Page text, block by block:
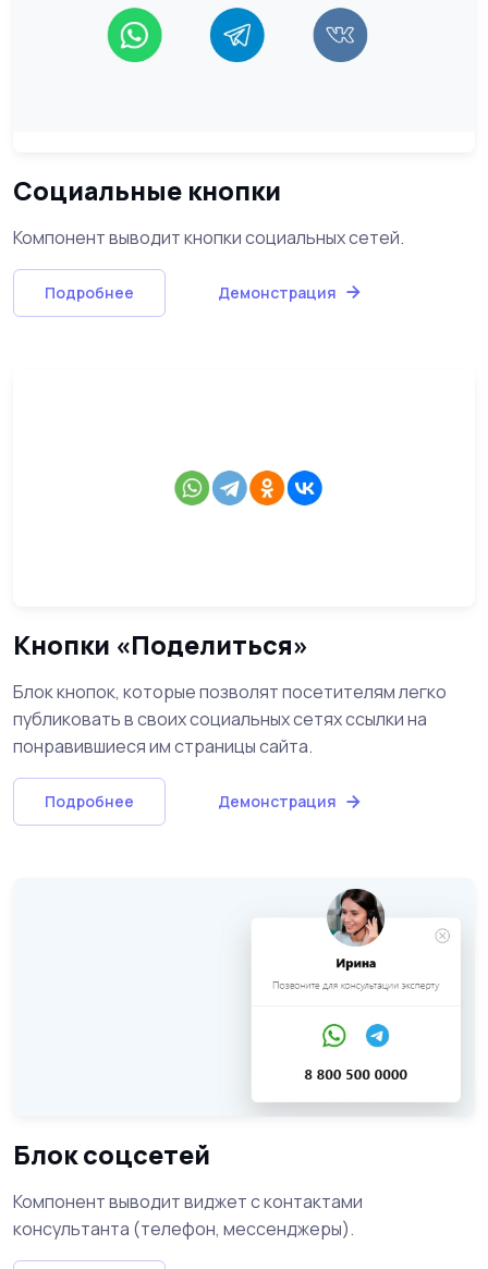
Социальные кнопки
Компонент выводит кнопки социальных сетей.
Подробнее Демонстрация
Кнопки «Поделиться»
Блок кнопок, которые позволят посетителям легко
публиковать в своих социальных сетях ссылки на
понравившиеся им страницы сайта.
Подробнее Демонстрация
Блок соцсетей
Компонент выводит виджет с контактами
консультанта (телефон, мессенджеры).